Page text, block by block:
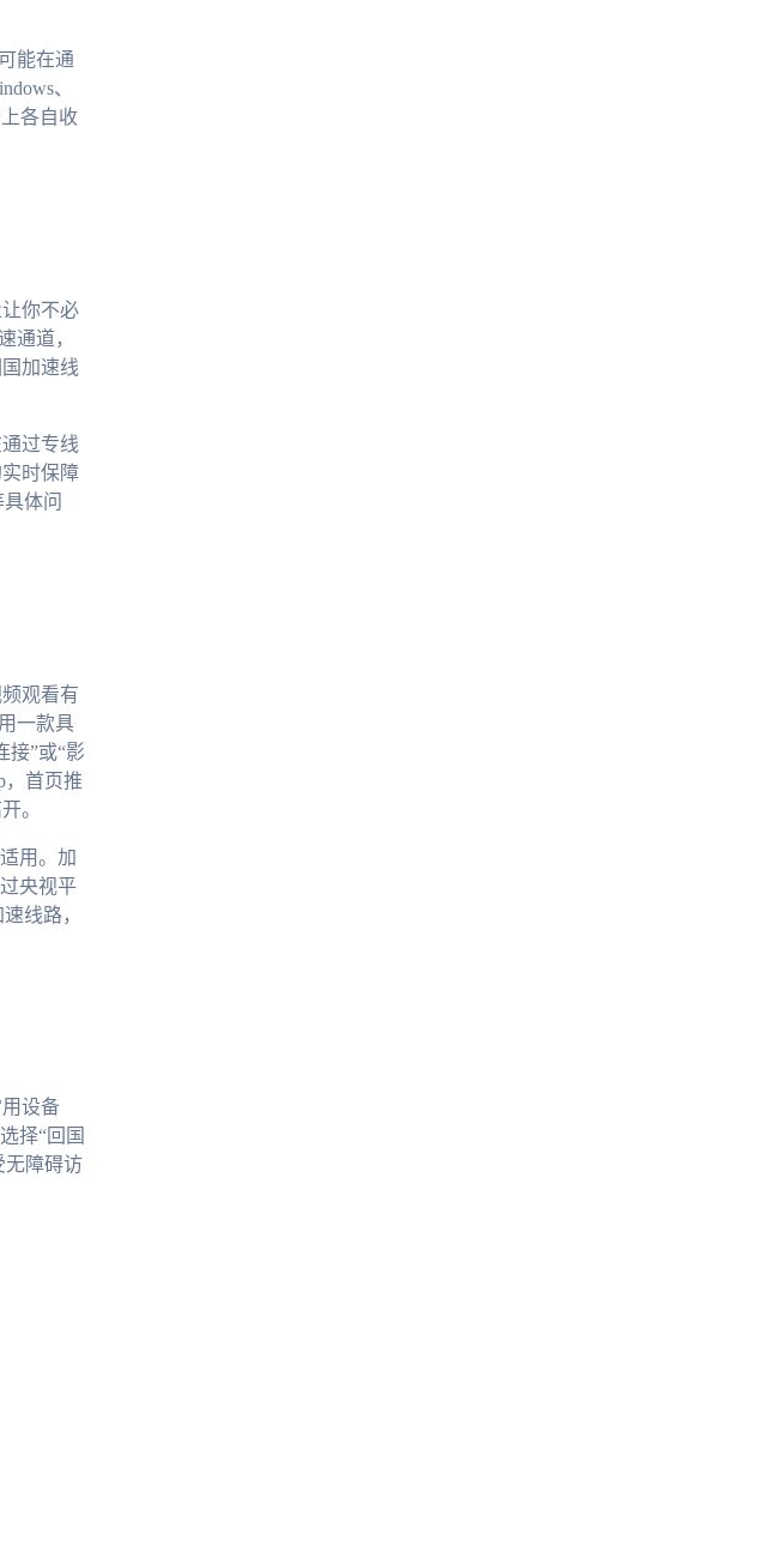
能在通
、
各自收
你不必
通道，
加速线
过专线
时保障
体问
观看有
一款具
接”或“影
，首页推
。
用。加
央视平
线路，
设备
择“回国
无障碍访